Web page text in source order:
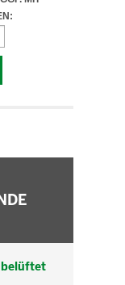
belüftet